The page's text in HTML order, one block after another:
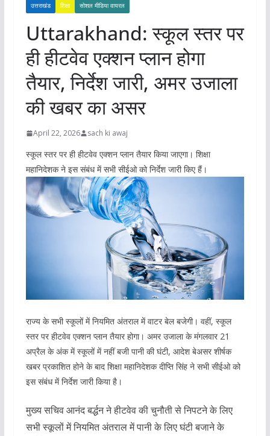
उत्तराखंड शिक्षा सोशल मीडिया वायरल
Uttarakhand: स्कूल स्तर पर
ही हीटवेव एक्शन प्लान होगा
तैयार, निर्देश जारी, अमर उजाला
की खबर का असर
April 22, 2026 sach ki awaj
स्कूल स्तर पर ही हीटवेव एक्शन प्लान तैयार किया जाएगा। शिक्षा
महानिदेशक ने इस संबंध में सभी सीईओ को निर्देश जारी किए हैं।
राज्य के सभी स्कूलों में नियमित अंतराल में वाटर बेल बजेगी। वहीं, स्कूल
स्तर पर हीटवेव एक्शन प्लान तैयार होगा। अमर उजाला के मंगलवार 21
अप्रैल के अंक में स्कूलों में नहीं बजी पानी की घंटी, आदेश बेअसर शीर्षक
खबर प्रकाशित होने के बाद शिक्षा महानिदेशक दीप्ति सिंह ने सभी सीईओ को
इस संबंध में निर्देश जारी किया है।
मुख्य सचिव आनंद बर्द्धन ने हीटवेव की चुनौती से निपटने के लिए
सभी स्कूलों में नियमित अंतराल में पानी के लिए घंटी बजाने के